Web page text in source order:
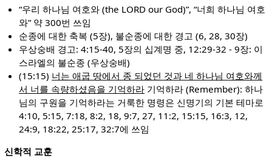
“우리 하나님 여호와 (the LORD our God)”, “너희 하나님 여호
와” 약 300번 쓰임
순종에 대한 축복 (5장), 불순종에 대한 경고 (6, 28, 30장)
우상숭배 경고: 4:15-40, 5장의 십계명 중, 12:29-32 - 9장: 이
스라엘의 불순종 (우상숭배)
(15:15) 너는 애굽 땅에서 종 되었던 것과 네 하나님 여호와께
서 너를 속량하셨음을 기억하라 기억하라 (Remember): 하나
님의 구원을 기억하라는 거룩한 명령은 신명기의 기본 테마로
4:10, 5:15, 7:18, 8:2, 18, 9:7, 27, 11:2, 15:15, 16:3, 12,
24:9, 18:22, 25:17, 32:7에 쓰임
신학적 교훈